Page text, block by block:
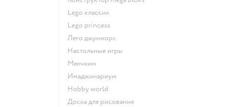
Lego классик
Lego princess
Лего джуниорс
Настольные игры
Манчкин
Имаджинариум
Hobby world
Доска для рисования